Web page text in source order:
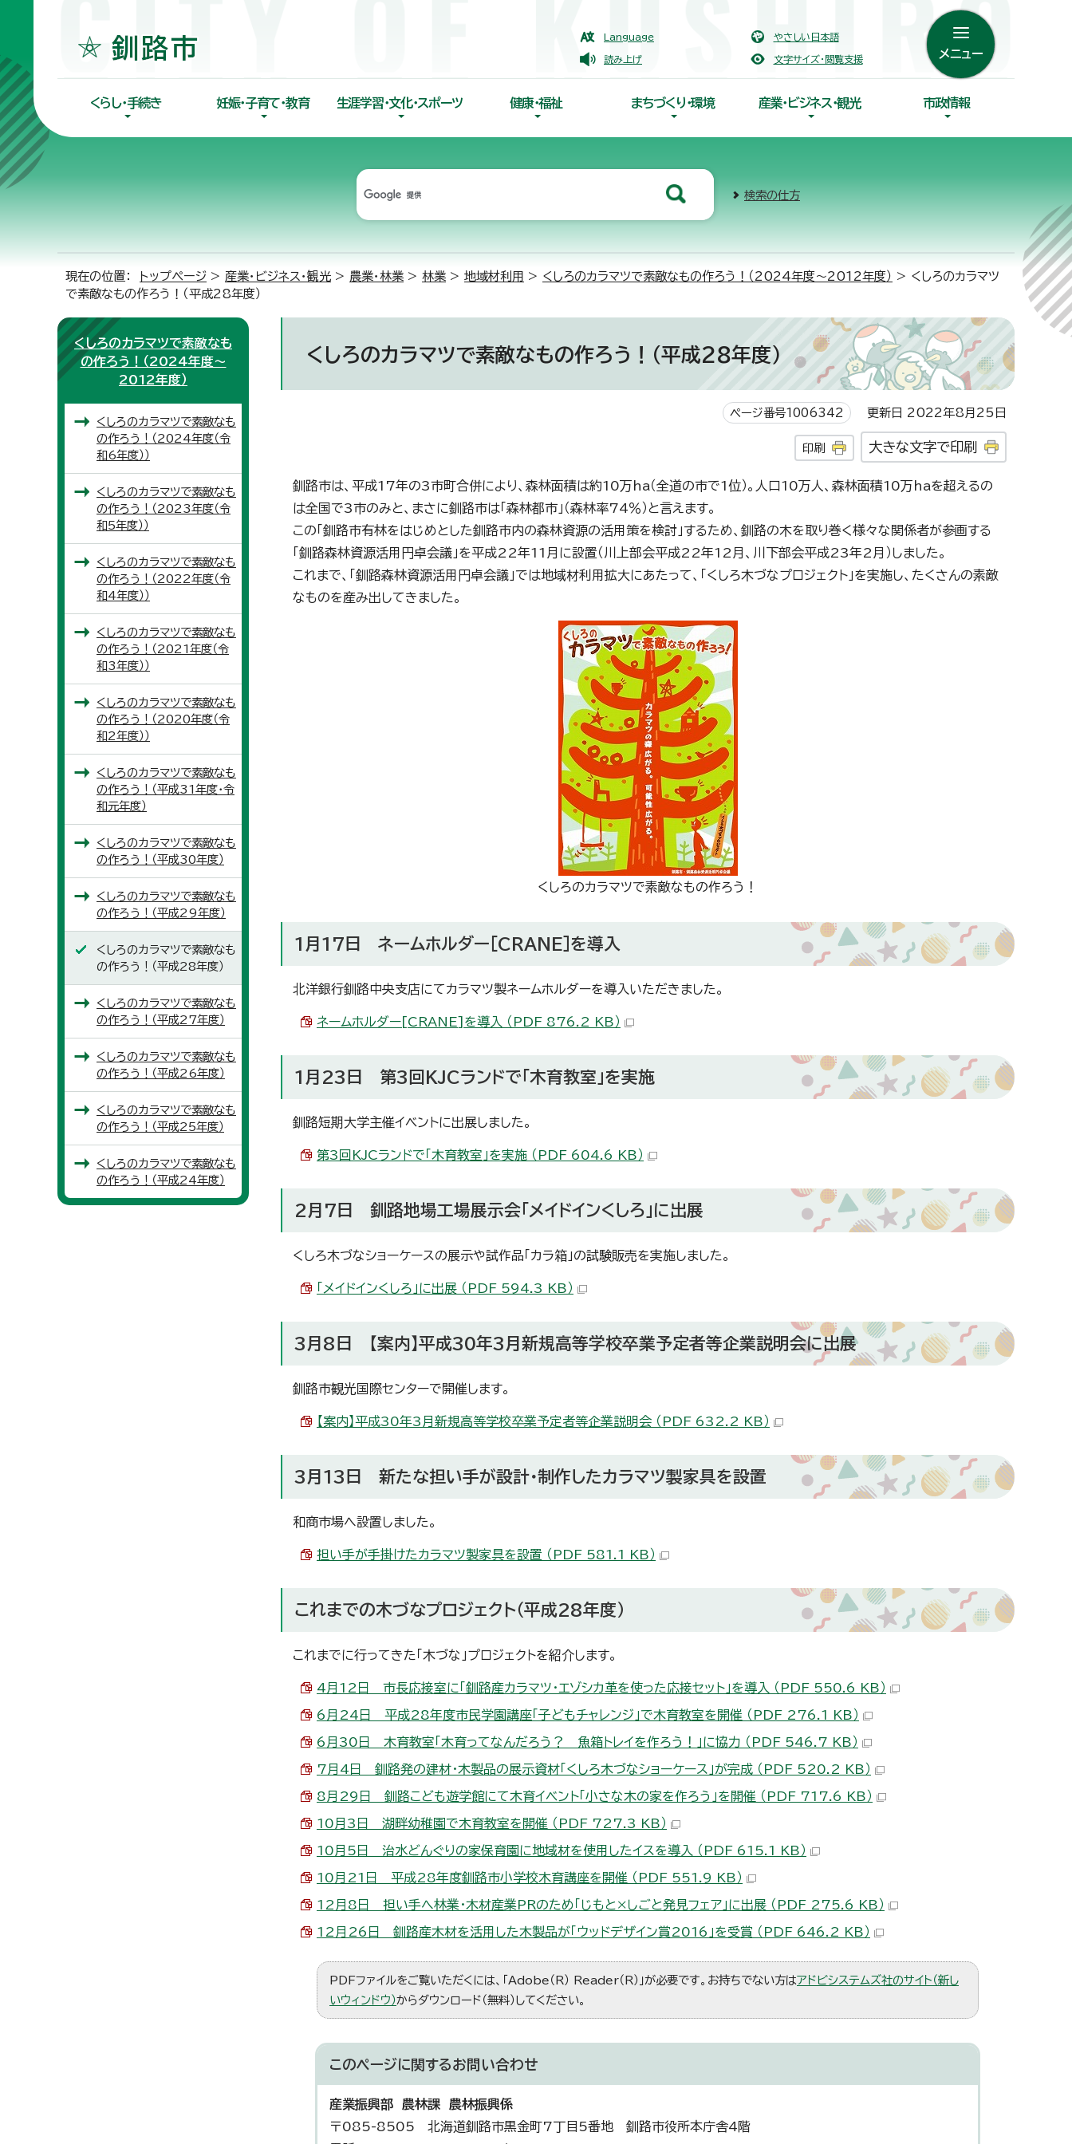
Language やさしい日本語
読み上げ 文字サイズ・閲覧支援 メニュー
くらし・手続き 妊娠・子育て・教育 生涯学習・文化・スポーツ 健康・福祉 まちづくり・環境 産業・ビジネス・観光 市政情報
検索の仕方
現在の位置： トップページ > 産業・ビジネス・観光 > 農業・林業 > 林業 > 地域材利用 > くしろのカラマツで素敵なもの作ろう！（2024年度～2012年度） > くしろのカラマツ
で素敵なもの作ろう！（平成28年度）
くしろのカラマツで素敵なもの作ろう！（平成28年度）
ページ番号1006342 更新日 2022年8月25日
印刷 大きな文字で印刷
釧路市は、平成17年の3市町合併により、森林面積は約10万ha（全道の市で1位）。人口10万人、森林面積10万haを超えるの
は全国で3市のみと、まさに釧路市は「森林都市」（森林率74％）と言えます。
この「釧路市有林をはじめとした釧路市内の森林資源の活用策を検討」するため、釧路の木を取り巻く様々な関係者が参画する
「釧路森林資源活用円卓会議」を平成22年11月に設置（川上部会平成22年12月、川下部会平成23年2月）しました。
これまで、「釧路森林資源活用円卓会議」では地域材利用拡大にあたって、「くしろ木づなプロジェクト」を実施し、たくさんの素敵
なものを産み出してきました。
くしろのカラマツで素敵なもの作ろう！
1月17日 ネームホルダー［CRANE］を導入
北洋銀行釧路中央支店にてカラマツ製ネームホルダーを導入いただきました。
ネームホルダー[CRANE]を導入 （PDF 876.2 KB）
1月23日 第3回KJCランドで「木育教室」を実施
釧路短期大学主催イベントに出展しました。
第3回KJCランドで「木育教室」を実施 （PDF 604.6 KB）
2月7日 釧路地場工場展示会「メイドインくしろ」に出展
くしろ木づなショーケースの展示や試作品「カラ箱」の試験販売を実施しました。
「メイドインくしろ」に出展 （PDF 594.3 KB）
3月8日 【案内】平成30年3月新規高等学校卒業予定者等企業説明会に出展
釧路市観光国際センターで開催します。
【案内】平成30年3月新規高等学校卒業予定者等企業説明会 （PDF 632.2 KB）
3月13日 新たな担い手が設計・制作したカラマツ製家具を設置
和商市場へ設置しました。
担い手が手掛けたカラマツ製家具を設置 （PDF 581.1 KB）
これまでの木づなプロジェクト（平成28年度）
これまでに行ってきた「木づな」プロジェクトを紹介します。
4月12日 市長応接室に「釧路産カラマツ・エゾシカ革を使った応接セット」を導入 （PDF 550.6 KB）
6月24日 平成28年度市民学園講座「子どもチャレンジ」で木育教室を開催 （PDF 276.1 KB）
6月30日 木育教室「木育ってなんだろう？ 魚箱トレイを作ろう！」に協力 （PDF 546.7 KB）
7月4日 釧路発の建材・木製品の展示資材「くしろ木づなショーケース」が完成 （PDF 520.2 KB）
8月29日 釧路こども遊学館にて木育イベント「小さな木の家を作ろう」を開催 （PDF 717.6 KB）
10月3日 湖畔幼稚園で木育教室を開催 （PDF 727.3 KB）
10月5日 治水どんぐりの家保育園に地域材を使用したイスを導入 （PDF 615.1 KB）
10月21日 平成28年度釧路市小学校木育講座を開催 （PDF 551.9 KB）
12月8日 担い手へ林業・木材産業PRのため「じもと×しごと発見フェア」に出展 （PDF 275.6 KB）
12月26日 釧路産木材を活用した木製品が「ウッドデザイン賞2016」を受賞 （PDF 646.2 KB）
PDFファイルをご覧いただくには、「Adobe（R） Reader（R）」が必要です。お持ちでない方はアドビシステムズ社のサイト（新し
いウィンドウ）からダウンロード（無料）してください。
このページに関するお問い合わせ
産業振興部 農林課 農林振興係
〒085-8505 北海道釧路市黒金町7丁目5番地 釧路市役所本庁舎4階
くしろのカラマツで素敵なも
の作ろう！（2024年度～
2012年度）
くしろのカラマツで素敵なも
の作ろう！（2024年度（令
和6年度））
くしろのカラマツで素敵なも
の作ろう！（2023年度（令
和5年度））
くしろのカラマツで素敵なも
の作ろう！（2022年度（令
和4年度））
くしろのカラマツで素敵なも
の作ろう！（2021年度（令
和3年度））
くしろのカラマツで素敵なも
の作ろう！（2020年度（令
和2年度））
くしろのカラマツで素敵なも
の作ろう！（平成31年度・令
和元年度）
くしろのカラマツで素敵なも
の作ろう！（平成30年度）
くしろのカラマツで素敵なも
の作ろう！（平成29年度）
くしろのカラマツで素敵なも
の作ろう！（平成28年度）
くしろのカラマツで素敵なも
の作ろう！（平成27年度）
くしろのカラマツで素敵なも
の作ろう！（平成26年度）
くしろのカラマツで素敵なも
の作ろう！（平成25年度）
くしろのカラマツで素敵なも
の作ろう！（平成24年度）